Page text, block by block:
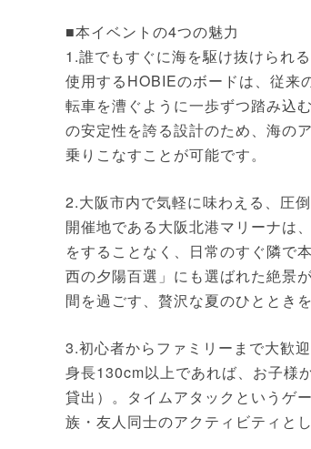
■本イベントの4つの魅力
1.誰でもすぐに海を駆け抜けられ
使用するHOBIEのボードは、従来
転車を漕ぐように一歩ずつ踏み込
の安定性を誇る設計のため、海の
乗りこなすことが可能です。
2.大阪市内で気軽に味わえる、圧
開催地である大阪北港マリーナは
をすることなく、日常のすぐ隣で
西の夕陽百選」にも選ばれた絶景
間を過ごす、贅沢な夏のひとときを
3.初心者からファミリーまで大歓
身長130cm以上であれば、お子様
貸出）。タイムアタックというゲ
族・友人同士のアクティビティと